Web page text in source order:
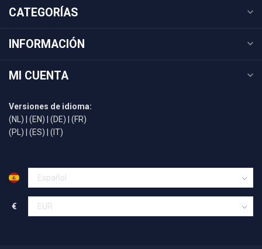
CATEGORÍAS
INFORMACIÓN
MI CUENTA
Versiones de idioma:
(NL)
(EN) (DE)
(FR)
(PL)
(ES) (IT)
€